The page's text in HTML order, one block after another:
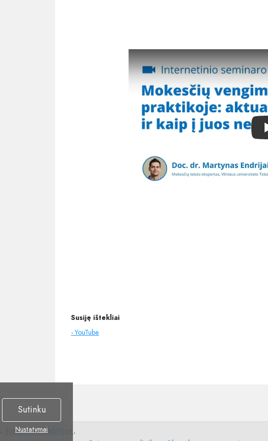
Susiję ištekliai
- YouTube
Jungtinės Valstijos .
Sutinku
Nustatymai